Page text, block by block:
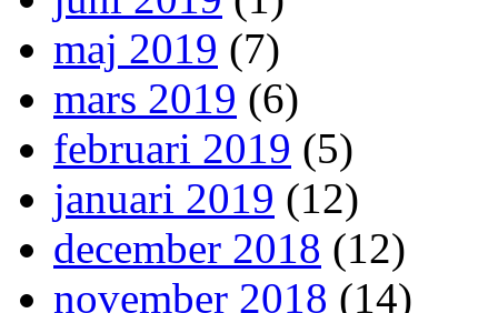
maj 2019 (7)
mars 2019 (6)
februari 2019 (5)
januari 2019 (12)
december 2018 (12)
november 2018 (14)